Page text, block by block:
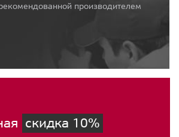
производителем
скидка 10%